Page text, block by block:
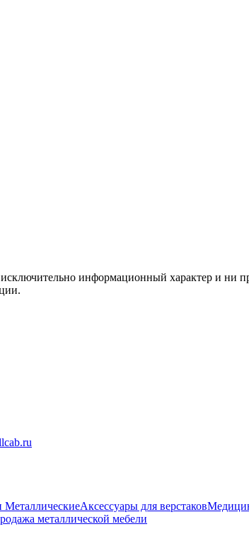
информационный характер и ни
МеталлическиеАксессуары для верстаков
металлической мебели